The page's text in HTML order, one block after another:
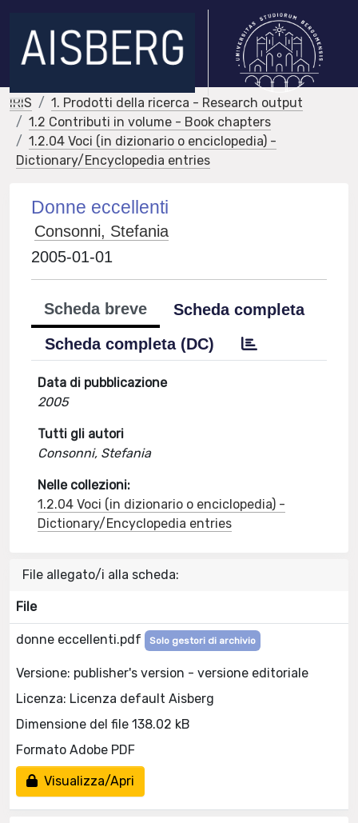
IRIS
1. Prodotti della ricerca - Research output
1.2 Contributi in volume - Book chapters
1.2.04 Voci (in dizionario o enciclopedia) -
Dictionary/Encyclopedia entries
Donne eccellenti
Consonni, Stefania
2005-01-01
Scheda breve
Scheda completa
Scheda completa (DC)
Data di pubblicazione
2005
Tutti gli autori
Consonni, Stefania
Nelle collezioni:
1.2.04 Voci (in dizionario o enciclopedia) -
Dictionary/Encyclopedia entries
File allegato/i alla scheda:
File
donne eccellenti.pdf Solo gestori di archivio
Versione: publisher's version - versione editoriale
Licenza: Licenza default Aisberg
Dimensione del file 138.02 kB
Formato Adobe PDF
Visualizza/Apri